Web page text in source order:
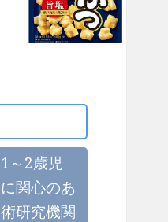
～2歳児
関心のあ
研究機関